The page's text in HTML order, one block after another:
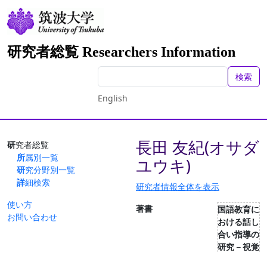
研究者総覧 Researchers Information
検索
English
研究者総覧
所属別一覧
研究分野別一覧
詳細検索
使い方
お問い合わせ
長田 友紀(オサダ
ユウキ)
研究者情報全体を表示
著書
国語教育に
おける話し
合い指導の
研究－視覚